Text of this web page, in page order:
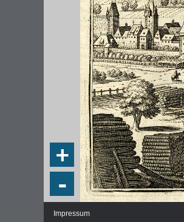
DIE NATIONALVERSAMMLUNG
PAULSKIRCHE 1848
Fraktionen und Abgeordnete
Details und Debatten
Politische Ziele der Fraktionen
Fragen und Antworten
+
-
Impressum